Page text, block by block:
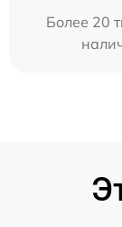
Более 20